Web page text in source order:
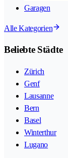
Garagen
Alle Kategorien
Beliebte Städte
Zürich
Genf
Lausanne
Bern
Basel
Winterthur
Lugano